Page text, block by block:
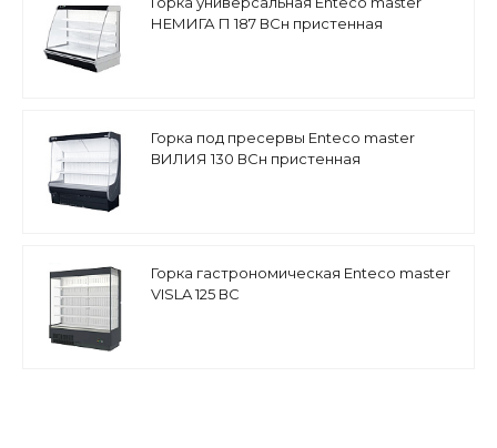
НЕМИГА П 187 ВСн пристенная
Горка под пресервы Enteco master
ВИЛИЯ 130 ВСн пристенная
Горка гастрономическая Enteco master
VISLA 125 ВС